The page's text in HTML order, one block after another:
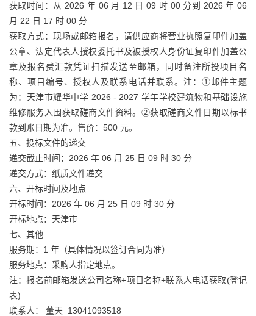
获取时间：从 2026 年 06 月 12 日 09 时 00 分到 2026 年 06
月 22 日 17 时 00 分
获取方式：现场或邮箱报名，请供应商将营业执照复印件加盖
公章、法定代表人授权委托书及被授权人身份证复印件加盖公
章及报名费汇款凭证扫描发送至邮箱，同时备注所投项目名
称、项目编号、授权人及联系电话并联系。注：①邮件主题
为：天津市耀华中学 2026 - 2027 学年学校建筑物和基础设施
维修服务入围获取磋商文件资料。②获取磋商文件日期以标书
款到账日期为准。售价：500 元。
五、投标文件的递交
递交截止时间：2026 年 06 月 25 日 09 时 30 分
递交方式：纸质文件递交
六、开标时间及地点
开标时间：2026 年 06 月 25 日 09 时 30 分
开标地点：天津市
七、其他
服务期：1 年（具体情况以签订合同为准）
服务地点：采购人指定地点。
注：报名前邮箱发送公司名称+项目名称+联系人电话获取(登记
表)
联系人： 董天 13041093518